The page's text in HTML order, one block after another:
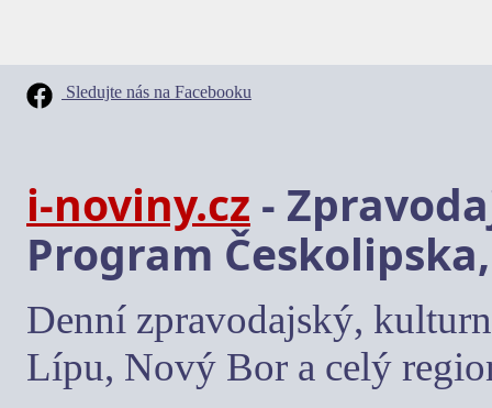
Sledujte nás na Facebooku
i-noviny.cz -
Program
Denní zpravodajský,
Lípu, Nový Bor a celý